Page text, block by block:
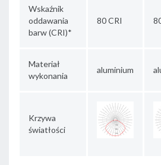
Wskaźnik
oddawania
barw (CRI)*
80 CRI
Materiał
wykonania
aluminium
Krzywa
światłości